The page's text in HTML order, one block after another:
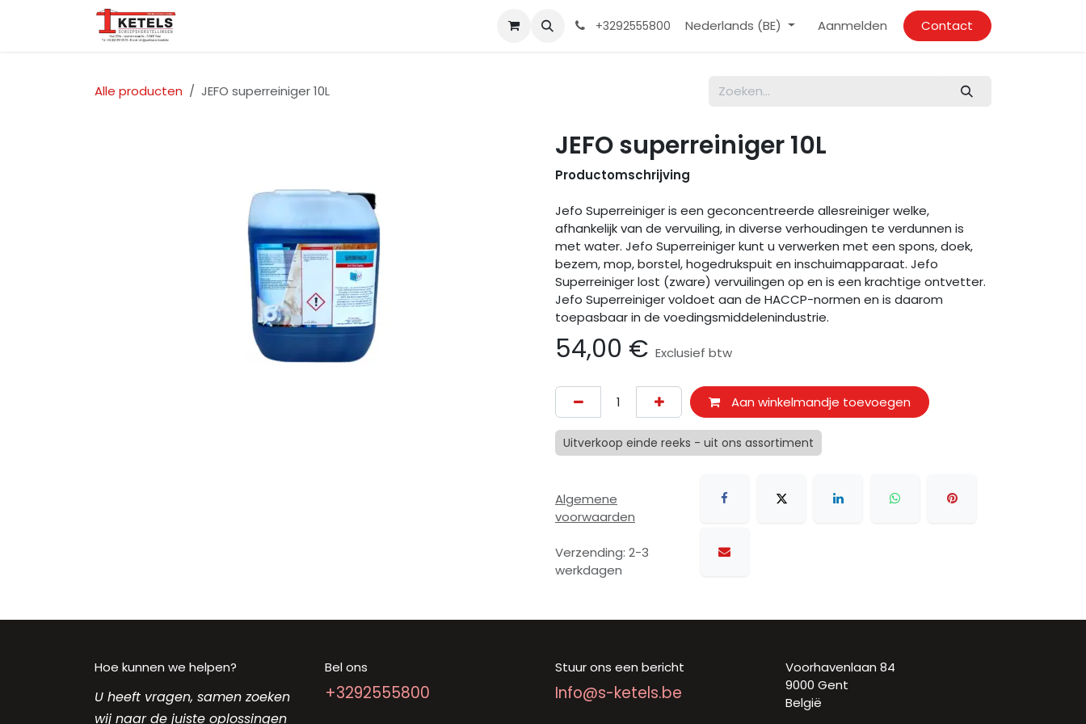
Overslaan naar inhoud
+3292555800 Nederlands (BE) Aanmelden Contact
Alle producten JEFO superreiniger 10L
JEFO superreiniger 10L
Productomschrijving
Jefo Superreiniger is een geconcentreerde allesreiniger welke,
afhankelijk van de vervuiling, in diverse verhoudingen te verdunnen is
met water. Jefo Superreiniger kunt u verwerken met een spons, doek,
bezem, mop, borstel, hogedrukspuit en inschuimapparaat. Jefo
Superreiniger lost (zware) vervuilingen op en is een krachtige ontvetter.
Jefo Superreiniger voldoet aan de HACCP-normen en is daarom
toepasbaar in de voedingsmiddelenindustrie.
54,00 € Exclusief btw
Aan winkelmandje toevoegen
Uitverkoop einde reeks - uit ons assortiment
Algemene
voorwaarden
Verzending: 2-3
werkdagen
Hoe kunnen we helpen?
U heeft vragen, samen zoeken
wij naar de juiste oplossingen
Bel ons
+3292555800
Stuur ons een bericht
Info@s-ketels.be
Voorhavenlaan 84
9000 Gent
België